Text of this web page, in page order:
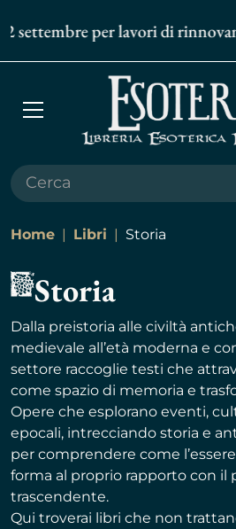
per lavori di
Apri
Home Libri Storia
Storia
Dalla preistoria alle civiltà
medievale all’età moderna e
settore raccoglie testi che
come spazio di memoria e
Opere che esplorano eventi,
epocali, intrecciando storia e
per comprendere come
forma al proprio rapporto con il
trascendente.
Qui troverai libri che non